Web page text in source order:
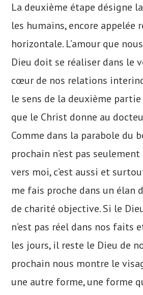
La deuxième étape désigne
les humains, encore appelée
horizontale. L’amour que
Dieu doit se réaliser dans le
cœur de nos relations
le sens de la deuxième
que le Christ donne au
Comme dans la parabole du
prochain n’est pas
vers moi, c’est aussi et
me fais proche dans un élan
de charité objective. Si le
n’est pas réel dans nos faits
les jours, il reste le Dieu de
prochain nous montre le
une autre forme, une forme